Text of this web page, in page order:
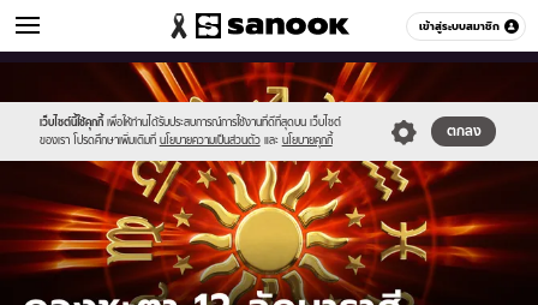
เข้าสู่ระบบสมาชิก
ดูดวง หมวดอื่นๆ
เว็บไซต์นี้ใช้คุกกี้ เพื่อให้ท่านได้รับประสบการณ์การใช้งานที่ดีที่สุดบน เว็บไซต์
ของเรา โปรดศึกษาเพิ่มเติมที่ นโยบายความเป็นส่วนตัว และ นโยบายคุกกี้
ตกลง
//s.isanook.com/sr/0/images/logo-
new-
sanook.png
//s.isanook.com/ho/0/ud/52/263791/1_cover_sanook_horoscope-
20.jpg